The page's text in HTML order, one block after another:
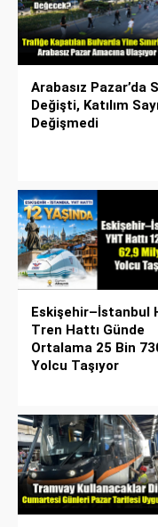
Arabasız Pazar’da
Değişti, Katılım
Değişmedi
Eskişehir–İstanbul
Tren Hattı Günde
Ortalama 25 Bin
Yolcu Taşıyor